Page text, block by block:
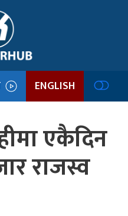
ENGLISH
एकैदिन
राजस्व